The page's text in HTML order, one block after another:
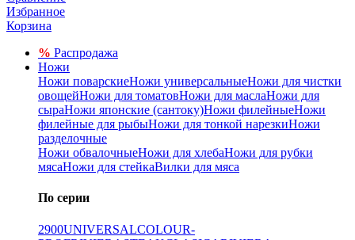
Избранное
Корзина
% Распродажа
Ножи
Ножи поварскиеНожи универсальныеНожи для чистки
овощейНожи для томатовНожи для маслаНожи для
сыраНожи японские (сантоку)Ножи филейныеНожи
филейные для рыбыНожи для тонкой нарезкиНожи
разделочные
Ножи обвалочныеНожи для хлебаНожи для рубки
мясаНожи для стейкаВилки для мяса
По серии
2900UNIVERSALCOLOUR-